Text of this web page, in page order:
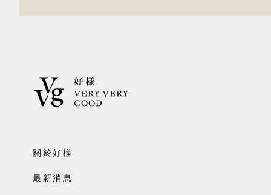
關於好樣
最新消息